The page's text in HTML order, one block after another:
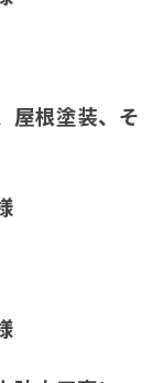
屋根塗装、そ